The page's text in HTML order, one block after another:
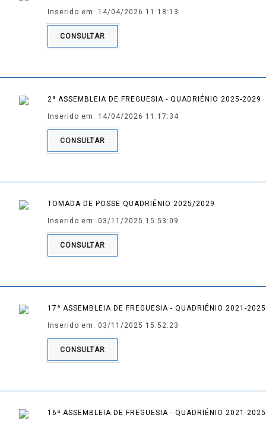
Inserido em: 14/04/2026 11:18:13
CONSULTAR
2ª ASSEMBLEIA DE FREGUESIA - QUADRIÉNIO 2025-2029
Inserido em: 14/04/2026 11:17:34
CONSULTAR
TOMADA DE POSSE QUADRIÉNIO 2025/2029
Inserido em: 03/11/2025 15:53:09
CONSULTAR
17ª ASSEMBLEIA DE FREGUESIA - QUADRIÉNIO 2021-2025
Inserido em: 03/11/2025 15:52:23
CONSULTAR
16ª ASSEMBLEIA DE FREGUESIA - QUADRIÉNIO 2021-2025